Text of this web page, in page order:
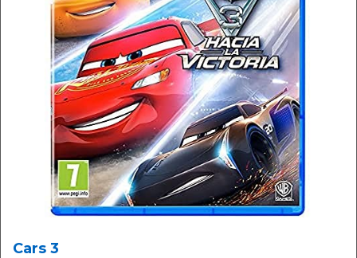
Cars 3